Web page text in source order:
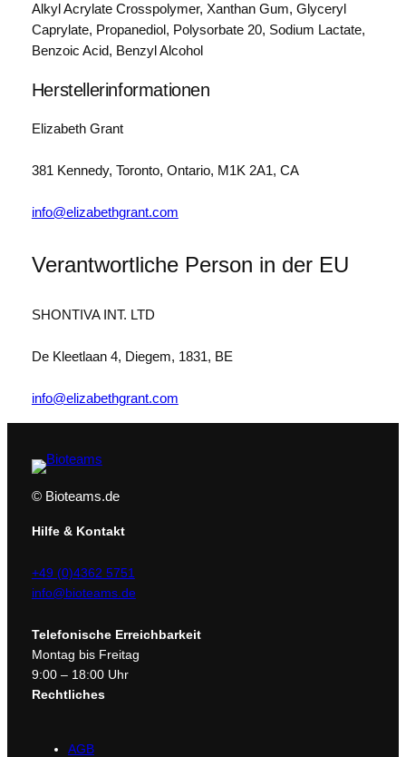
Alkyl Acrylate Crosspolymer, Xanthan Gum, Glyceryl
Caprylate, Propanediol, Polysorbate 20, Sodium Lactate,
Benzoic Acid, Benzyl Alcohol
Herstellerinformationen
Elizabeth Grant
381 Kennedy, Toronto, Ontario, M1K 2A1, CA
info@elizabethgrant.com
Verantwortliche Person in der EU
SHONTIVA INT. LTD
De Kleetlaan 4, Diegem, 1831, BE
info@elizabethgrant.com
© Bioteams.de
Hilfe & Kontakt
+49 (0)4362 5751
info@bioteams.de
Telefonische Erreichbarkeit
Montag bis Freitag
9:00 – 18:00 Uhr
Rechtliches
AGB